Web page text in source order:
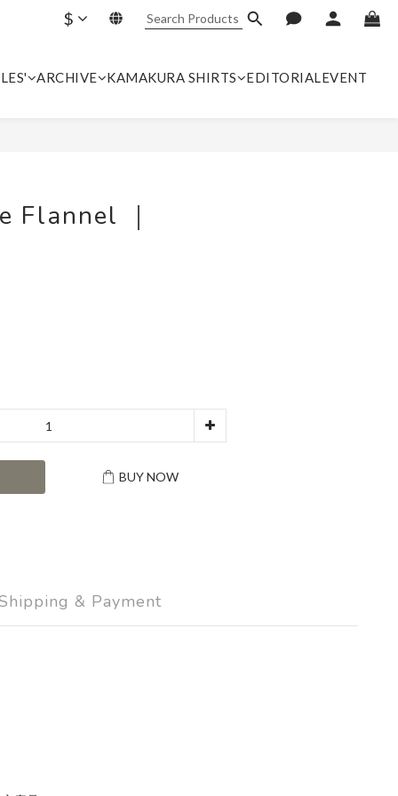
$
ARCHIVE KAMAKURA SHIRTS EDITORIALEVENT
Flannel ｜
BUY NOW
& Payment